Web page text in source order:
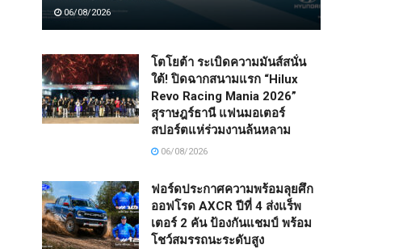
06/08/2026
โตโยต้า ระเบิดความมันส์สนั่น
ใต้! ปิดฉากสนามแรก “Hilux
Revo Racing Mania 2026”
สุราษฎร์ธานี แฟนมอเตอร์
สปอร์ตแห่ร่วมงานล้นหลาม
06/08/2026
ฟอร์ดประกาศความพร้อมลุยศึก
ออฟโรด AXCR ปีที่ 4 ส่งแร็พ
เตอร์ 2 คัน ป้องกันแชมป์ พร้อม
โชว์สมรรถนะระดับสูง